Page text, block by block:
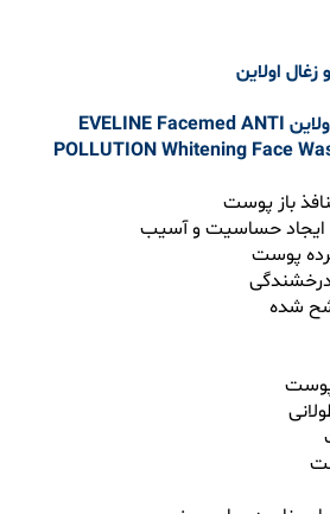
اولاین
EVELINE Facemed ANTI
POLLUTION Whitening Face
باز پوست
ایجاد حساسیت و آسیب
پوست
درخشندگی
شده